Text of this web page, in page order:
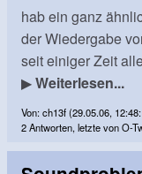
hab ein ganz
der Wiedergabe
seit einiger Zeit
▶Weiterlesen...
Von: ch13f (29.05.06,
2 Antworten, letzte von O-